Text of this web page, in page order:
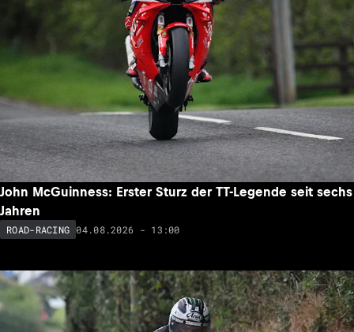
John McGuinness: Erster Sturz der TT-Legende seit sechs
Jahren
ROAD-RACING 04.08.2026 - 13:00